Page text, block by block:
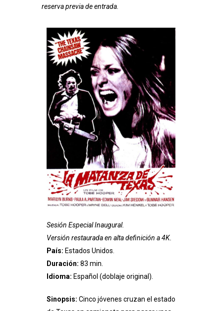
reserva previa de entrada.
Sesión Especial Inaugural.
Versión restaurada en alta definición a 4K.
País: Estados Unidos.
Duración: 83 min.
Idioma: Español (doblaje original).
Sinopsis: Cinco jóvenes cruzan el estado